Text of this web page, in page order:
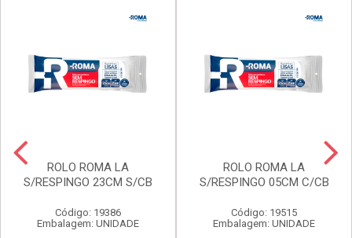
ROLO ROMA LA
S/RESPINGO 23CM S/CB
Código: 19386
Embalagem: UNIDADE
ROLO ROMA LA
S/RESPINGO 05CM C/CB
Código: 19515
Embalagem: UNIDADE